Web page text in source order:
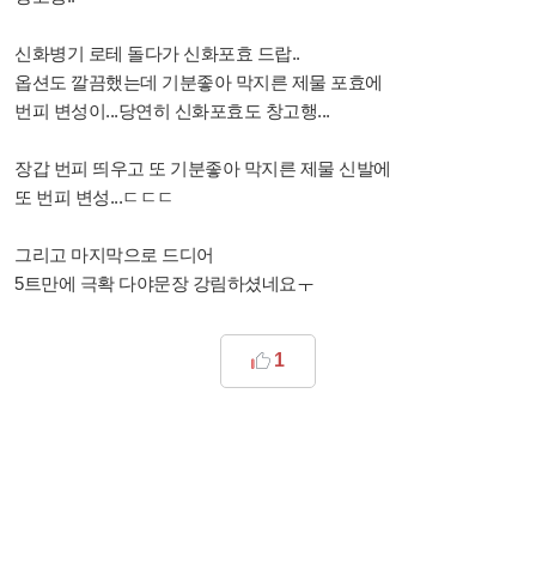
신화병기 로테 돌다가 신화포효 드랍..
옵션도 깔끔했는데 기분좋아 막지른 제물 포효에
번피 변성이...당연히 신화포효도 창고행...
장갑 번피 띄우고 또 기분좋아 막지른 제물 신발에
또 번피 변성...ㄷㄷㄷ
그리고 마지막으로 드디어
5트만에 극확 다야문장 강림하셨네요ㅜ
1